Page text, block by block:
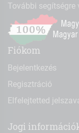
További segítségre
Fiókom
Bejelentkezés
Regisztráció
Elfelejtetted
Jogi